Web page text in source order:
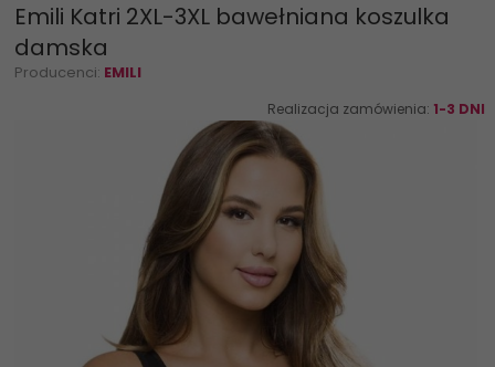
Emili Katri 2XL-3XL bawełniana koszulka
damska
Producenci: EMILI
Realizacja zamówienia: 1-3 DNI